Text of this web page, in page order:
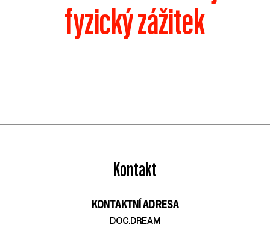
fyzický zážitek
Kontakt
KONTAKTNÍ ADRESA
DOC.DREAM​